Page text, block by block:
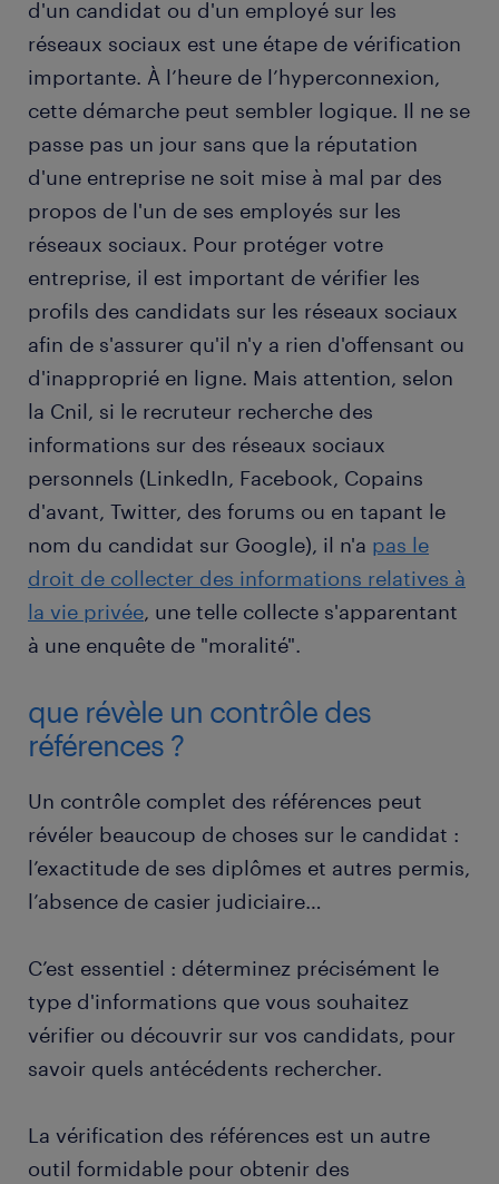
d'un candidat ou d'un employé sur les
réseaux sociaux est une étape de vérification
importante. À l’heure de l’hyperconnexion,
cette démarche peut sembler logique. Il ne se
passe pas un jour sans que la réputation
d'une entreprise ne soit mise à mal par des
propos de l'un de ses employés sur les
réseaux sociaux. Pour protéger votre
entreprise, il est important de vérifier les
profils des candidats sur les réseaux sociaux
afin de s'assurer qu'il n'y a rien d'offensant ou
d'inapproprié en ligne. Mais attention, selon
la Cnil, si le recruteur recherche des
informations sur des réseaux sociaux
personnels (LinkedIn, Facebook, Copains
d'avant, Twitter, des forums ou en tapant le
nom du candidat sur Google), il n'a pas le
droit de collecter des informations relatives à
la vie privée, une telle collecte s'apparentant
à une enquête de "moralité".
que révèle un contrôle des
références ?
Un contrôle complet des références peut
révéler beaucoup de choses sur le candidat :
l’exactitude de ses diplômes et autres permis,
l’absence de casier judiciaire…
C’est essentiel : déterminez précisément le
type d'informations que vous souhaitez
vérifier ou découvrir sur vos candidats, pour
savoir quels antécédents rechercher.
La vérification des références est un autre
outil formidable pour obtenir des